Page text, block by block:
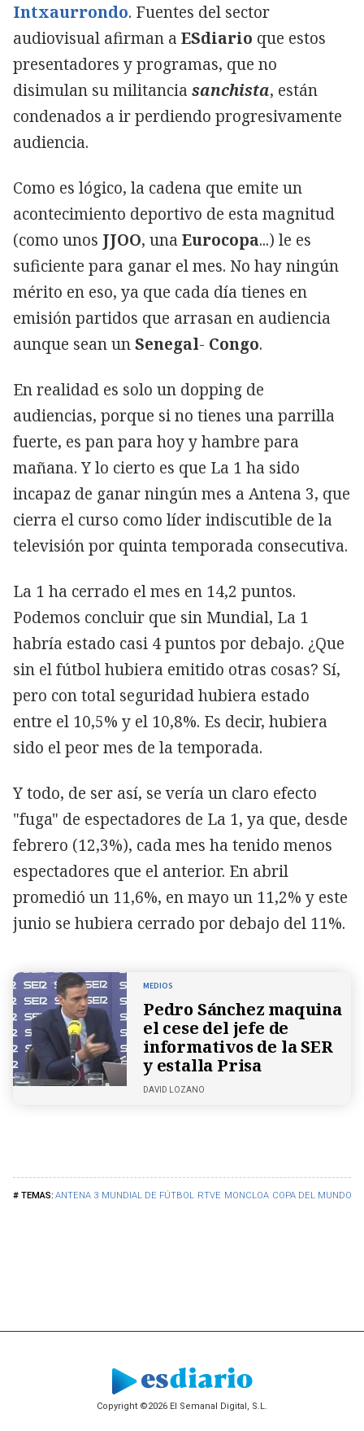
ANTENA 3 MUNDIAL DE FÚTBOL RTVE MONCLOA COPA DEL MUNDO
Intxaurrondo. Fuentes del sector
audiovisual afirman a ESdiario que estos
presentadores y programas, que no
disimulan su militancia sanchista, están
condenados a ir perdiendo progresivamente
audiencia.
Como es lógico, la cadena que emite un
acontecimiento deportivo de esta magnitud
(como unos JJOO, una Eurocopa...) le es
suficiente para ganar el mes. No hay ningún
mérito en eso, ya que cada día tienes en
emisión partidos que arrasan en audiencia
aunque sean unSenegal- Congo.
En realidad es solo un dopping de
audiencias, porque si no tienes una parrilla
fuerte, es pan para hoy y hambre para
mañana. Y lo cierto es que La 1 ha sido
incapaz de ganar ningún mes a Antena 3, que
cierra el curso como líder indiscutible de la
televisión por quinta temporada consecutiva.
La 1 ha cerrado el mes en 14,2 puntos.
Podemos concluir que sin Mundial, La 1
habría estado casi 4 puntos por debajo. ¿Que
sin el fútbol hubiera emitido otras cosas? Sí,
pero con total seguridad hubiera estado
entre el 10,5% y el 10,8%. Es decir, hubiera
sido el peor mes de la temporada.
Y todo, de ser así, se vería un claro efecto
"fuga" de espectadores de La 1, ya que, desde
febrero (12,3%), cada mes ha tenido menos
espectadores que el anterior. En abril
promedió un 11,6%, en mayo un 11,2% y este
junio se hubiera cerrado por debajo del 11%.
MEDIOS
Pedro Sánchez maquina
el cese del jefe de
informativos de la SER
y estalla Prisa
DAVID LOZANO
Copyright ©2026 El Semanal Digital, S.L.